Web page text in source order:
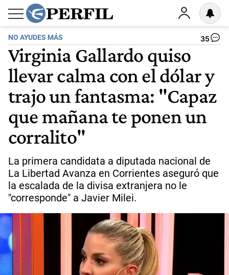
NO AYUDES MÁS 35
Virginia Gallardo quiso
llevar calma con el dólar y
trajo un fantasma: "Capaz
que mañana te ponen un
corralito"
La primera candidata a diputada nacional de
La Libertad Avanza en Corrientes aseguró que
la escalada de la divisa extranjera no le
"corresponde" a Javier Milei.